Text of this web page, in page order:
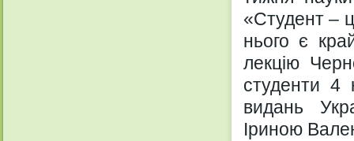
«Студент –
нього є
лекцію
студенти 4
видань
Іриною